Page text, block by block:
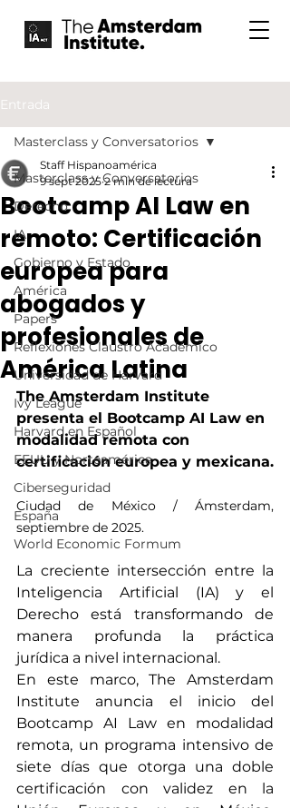
Entrada
Masterclass y Conversatorios
Derecho
IA
Gobierno y Estado
América
Papers
Reflexiones Claustro Académico
Universidad de Harvard
Ivy League
Harvard en Español
EEUU y Norteamérica
Ciberseguridad
España
World Economic Formum
Masterclass y Conversatorios
Bootcamp AI Law en
remoto: Certificación
europea para
abogados y
profesionales de
América Latina
Staff Hispanoamérica
9 sept 2025 2 min de lectura
The Amsterdam Institute
presenta el Bootcamp AI Law en
modalidad remota con
certificación europea y mexicana.
Ciudad de México / Ámsterdam,
septiembre de 2025.
La creciente intersección entre la
Inteligencia Artificial (IA) y el
Derecho está transformando de
manera profunda la práctica
jurídica a nivel internacional.
En este marco, The Amsterdam
Institute anuncia el inicio del
Bootcamp AI Law en modalidad
remota, un programa intensivo de
siete días que otorga una doble
certificación con validez en la